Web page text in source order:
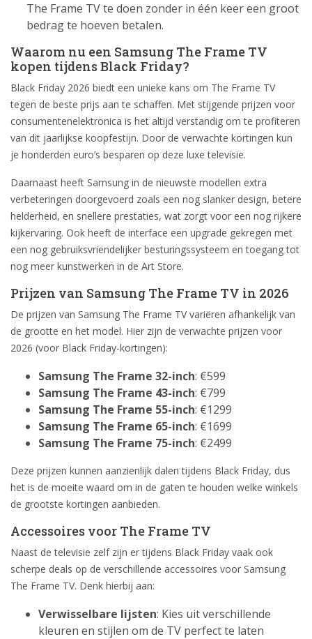
The Frame TV te doen zonder in één keer een groot
bedrag te hoeven betalen.
Waarom nu een Samsung The Frame TV
kopen tijdens Black Friday?
Black Friday 2026 biedt een unieke kans om The Frame TV
tegen de beste prijs aan te schaffen. Met stijgende prijzen voor
consumentenelektronica is het altijd verstandig om te profiteren
van dit jaarlijkse koopfestijn. Door de verwachte kortingen kun
je honderden euro’s besparen op deze luxe televisie.
Daarnaast heeft Samsung in de nieuwste modellen extra
verbeteringen doorgevoerd zoals een nog slanker design, betere
helderheid, en snellere prestaties, wat zorgt voor een nog rijkere
kijkervaring. Ook heeft de interface een upgrade gekregen met
een nog gebruiksvriendelijker besturingssysteem en toegang tot
nog meer kunstwerken in de Art Store.
Prijzen van Samsung The Frame TV in 2026
De prijzen van Samsung The Frame TV variëren afhankelijk van
de grootte en het model. Hier zijn de verwachte prijzen voor
2026 (voor Black Friday-kortingen):
Samsung The Frame 32-inch: €599
Samsung The Frame 43-inch: €799
Samsung The Frame 55-inch: €1299
Samsung The Frame 65-inch: €1699
Samsung The Frame 75-inch: €2499
Deze prijzen kunnen aanzienlijk dalen tijdens Black Friday, dus
het is de moeite waard om in de gaten te houden welke winkels
de grootste kortingen aanbieden.
Accessoires voor The Frame TV
Naast de televisie zelf zijn er tijdens Black Friday vaak ook
scherpe deals op de verschillende accessoires voor Samsung
The Frame TV. Denk hierbij aan:
Verwisselbare lijsten: Kies uit verschillende
kleuren en stijlen om de TV perfect te laten